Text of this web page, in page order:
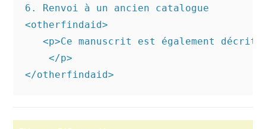
6. Renvoi à un ancien catalogue
<otherfindaid>
<p>Ce manuscrit est également décrit
    </p>